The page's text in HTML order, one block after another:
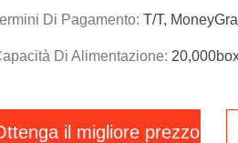
Di Pagamento: T/T,
Di Alimentazione:
il migliore prezzo